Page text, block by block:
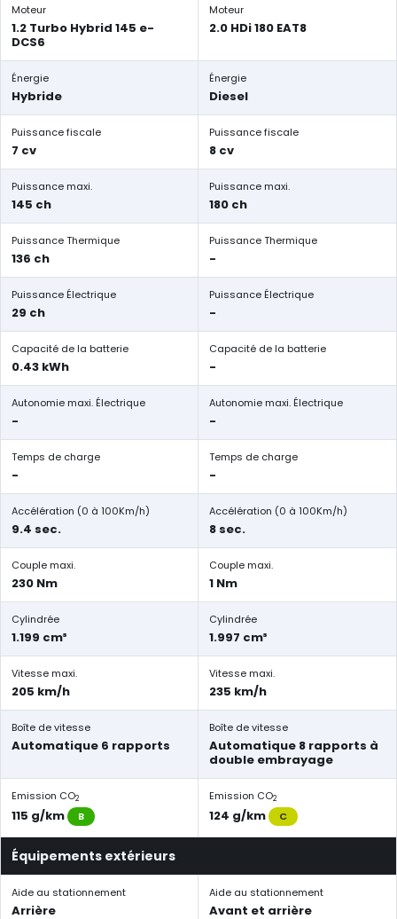
Moteur
1.2 Turbo Hybrid 145 e-
DCS6
Moteur
2.0 HDi 180 EAT8
Énergie
Hybride
Énergie
Diesel
Puissance fiscale
7 cv
Puissance fiscale
8 cv
Puissance maxi.
145 ch
Puissance maxi.
180 ch
Puissance Thermique
136 ch
Puissance Thermique
-
Puissance Électrique
29 ch
Puissance Électrique
-
Capacité de la batterie
0.43 kWh
Capacité de la batterie
-
Autonomie maxi. Électrique
-
Autonomie maxi. Électrique
-
Temps de charge
-
Temps de charge
-
Accélération (0 à 100Km/h)
9.4 sec.
Accélération (0 à 100Km/h)
8 sec.
Couple maxi.
230 Nm
Couple maxi.
1 Nm
Cylindrée
1.199 cm³
Cylindrée
1.997 cm³
Vitesse maxi.
205 km/h
Vitesse maxi.
235 km/h
Boîte de vitesse
Automatique 6 rapports
Boîte de vitesse
Automatique 8 rapports à
double embrayage
Emission CO2
115 g/km B
Emission CO2
124 g/km C
Équipements extérieurs
Aide au stationnement
Arrière
Aide au stationnement
Avant et arrière